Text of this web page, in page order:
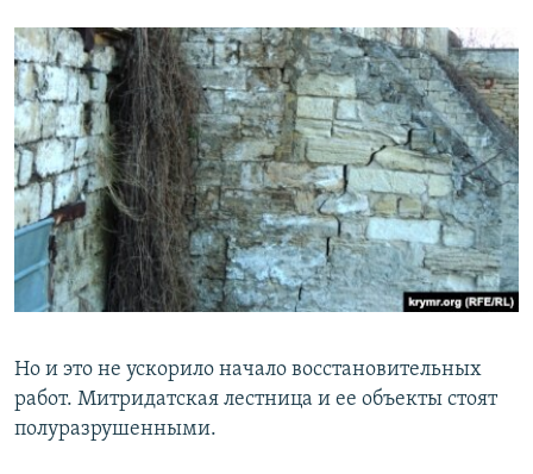
Но и это не ускорило начало восстановительных
работ. Митридатская лестница и ее объекты стоят
полуразрушенными.